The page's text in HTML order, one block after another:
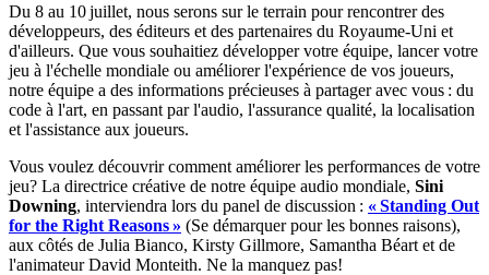
Du 8 au 10 juillet, nous serons sur le terrain pour rencontrer des
développeurs, des éditeurs et des partenaires du Royaume-Uni et
d'ailleurs. Que vous souhaitiez développer votre équipe, lancer votre
jeu à l'échelle mondiale ou améliorer l'expérience de vos joueurs,
notre équipe a des informations précieuses à partager avec vous : du
code à l'art, en passant par l'audio, l'assurance qualité, la localisation
et l'assistance aux joueurs.
Vous voulez découvrir comment améliorer les performances de votre
jeu? La directrice créative de notre équipe audio mondiale, Sini
Downing, interviendra lors du panel de discussion : « Standing Out
for the Right Reasons » (Se démarquer pour les bonnes raisons),
aux côtés de Julia Bianco, Kirsty Gillmore, Samantha Béart et de
l'animateur David Monteith. Ne la manquez pas!